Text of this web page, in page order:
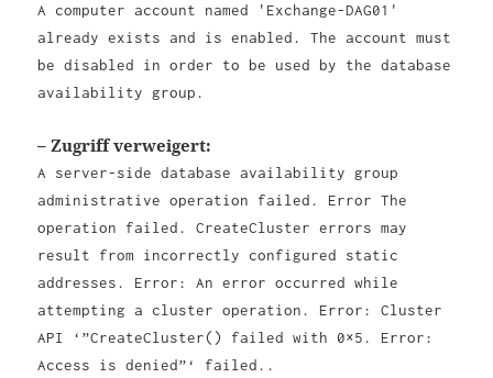
A computer account named 'Exchange-DAG01'
already exists and is enabled. The account must
be disabled in order to be used by the database
availability group.
– Zugriff verweigert:
A server-side database availability group
administrative operation failed. Error The
operation failed. CreateCluster errors may
result from incorrectly configured static
addresses. Error: An error occurred while
attempting a cluster operation. Error: Cluster
API ‘”CreateCluster() failed with 0×5. Error:
Access is denied”‘ failed..